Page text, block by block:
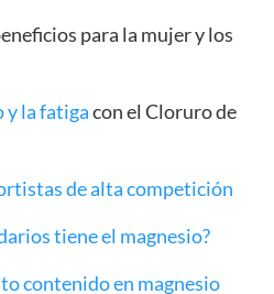
para la mujer y los
y la fatigacon el Cloruro de
de alta competición
tiene el magnesio?
contenido en magnesio